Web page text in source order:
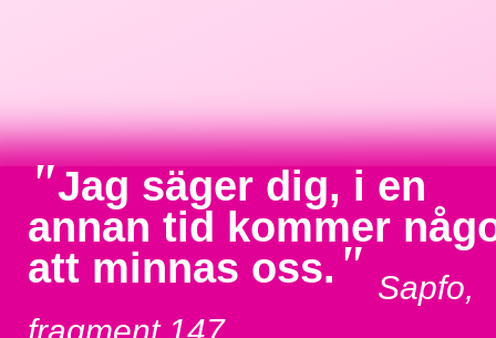
"Jag säger dig, i en
annan tid kommer
att minnas oss. " Sapfo,